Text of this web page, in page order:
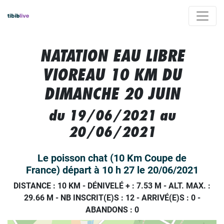
NATATION EAU LIBRE
VIOREAU 10 KM DU
DIMANCHE 20 JUIN
du 19/06/2021 au
20/06/2021
Le poisson chat (10 Km Coupe de
France) départ à 10 h 27 le 20/06/2021
DISTANCE : 10 KM - DÉNIVELÉ + : 7.53 M - ALT. MAX. :
29.66 M - NB INSCRIT(E)S : 12- ARRIVÉ(E)S : 0-
ABANDONS : 0